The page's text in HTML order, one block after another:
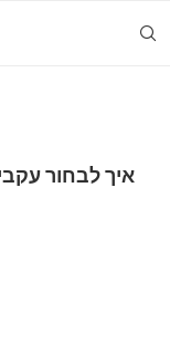
איך לבחור